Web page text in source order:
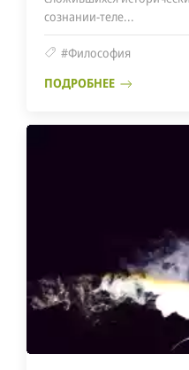
сознании-теле...
#Философия
ПОДРОБНЕЕ